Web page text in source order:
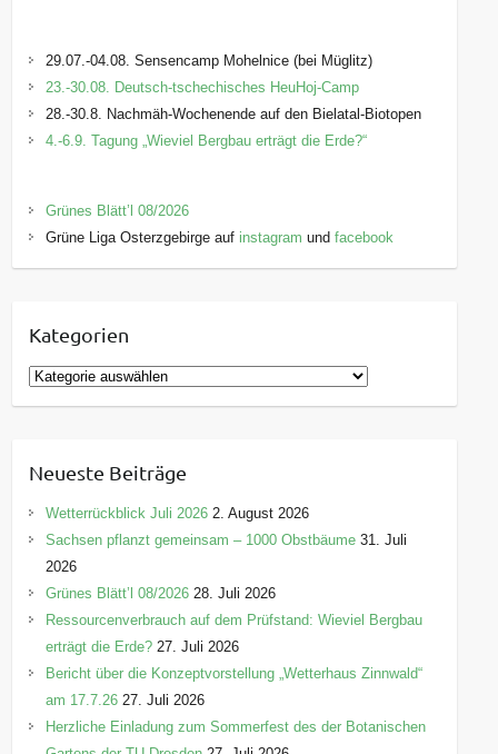
29.07.-04.08. Sensencamp Mohelnice (bei Müglitz)
23.-30.08. Deutsch-tschechisches HeuHoj-Camp
28.-30.8. Nachmäh-Wochenende auf den Bielatal-Biotopen
4.-6.9. Tagung „Wieviel Bergbau erträgt die Erde?“
Grünes Blätt’l 08/2026
Grüne Liga Osterzgebirge auf instagram undfacebook
Kategorien
K
a
g
o
r
e
n
Neueste Beiträge
Wetterrückblick Juli 2026 2. August 2026
Sachsen pflanzt gemeinsam – 1000 Obstbäume 31. Juli
2026
Grünes Blätt’l 08/2026 28. Juli 2026
Ressourcenverbrauch auf dem Prüfstand: Wieviel Bergbau
erträgt die Erde? 27. Juli 2026
Bericht über die Konzeptvorstellung „Wetterhaus Zinnwald“
am 17.7.26 27. Juli 2026
Herzliche Einladung zum Sommerfest des der Botanischen